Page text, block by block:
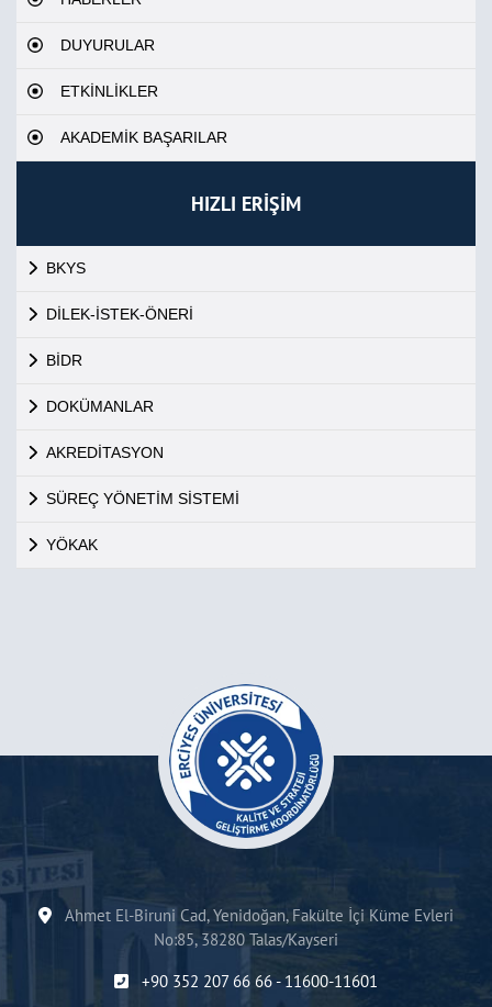
DUYURULAR
ETKİNLİKLER
AKADEMİK BAŞARILAR
HIZLI ERİŞİM
BKYS
DİLEK-İSTEK-ÖNERİ
BİDR
DOKÜMANLAR
AKREDİTASYON
SÜREÇ YÖNETİM SİSTEMİ
YÖKAK
Ahmet El-Biruni Cad, Yenidoğan, Fakülte İçi Küme Evleri
No:85, 38280 Talas/Kayseri
+90 352 207 66 66 - 11600-11601